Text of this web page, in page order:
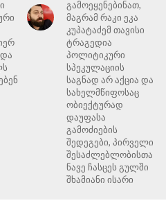
გამოეყენებინათ,
მაგრამ რაკი ეკა
კუპატაძემ თავისი
ტრაგედია
პოლიტიკური
სპეკულაციის
საგნად არ აქცია და
სახელმწიფოსაც
ობიექტურად
დაუფასა
გამოძიების
შედეგები, პირველი
შესაძლებლობისთა
ნავე ჩასცეს გულში
შხამიანი ისარი